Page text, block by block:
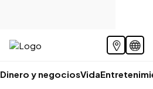
Dinero y negociosVida